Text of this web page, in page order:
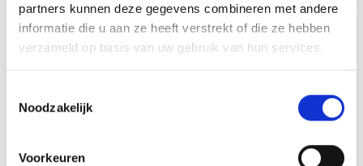
partners kunnen deze gegevens combineren met andere
informatie die u aan ze heeft verstrekt of die ze hebben
verzameld op basis van uw gebruik van hun services.
Noodzakelijk
Voorkeuren